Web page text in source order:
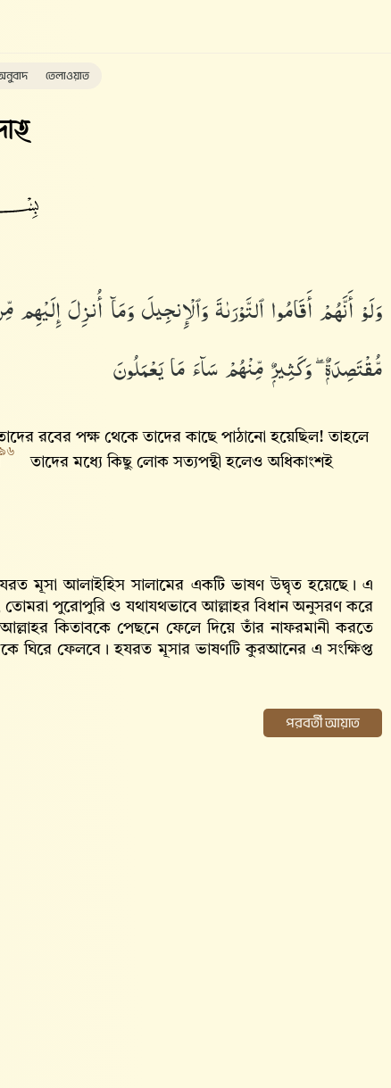
তেলাওয়াত
وَلَوْ أَنَّهُمْ أَقَامُوا۟ ٱلتَّوْرَىٰةَ وَٱلْإِنجِيلَ وَمَآ أُنزِلَ
مُّقْتَصِدَةٌۭ ۖ وَكَثِيرٌۭ مِّنْهُمْ سَآءَ مَا يَعْمَلُونَ
রবের পক্ষ থেকে তাদের কাছে পাঠানো হয়েছিল! তাহলে
৯৬
তাদের মধ্যে কিছু লোক সত্যপন্থী হলেও অধিকাংশই
মূসা আলাইহিস সালামের একটি ভাষণ উদ্বৃত হয়েছে। এ
তোমরা পুরোপুরি ও যথাযথভাবে আল্লাহর বিধান অনুসরণ করে
কিতাবকে পেছনে ফেলে দিয়ে তাঁর নাফরমানী করতে
ঘিরে ফেলবে। হযরত মূসার ভাষণটি কুরআনের এ সংক্ষিপ্ত
পরবর্তী আয়াত